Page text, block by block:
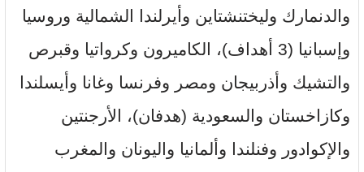
والدنمارك وليختنشتاين وأيرلندا الشمالية وروسيا
وإسبانيا (3 أهداف)، الكاميرون وكرواتيا وقبرص
والتشيك وأذربيجان ومصر وفرنسا وغانا وأيسلندا
وكازاخستان والسعودية (هدفان)، الأرجنتين
والإكوادور وفنلندا وألمانيا واليونان والمغرب